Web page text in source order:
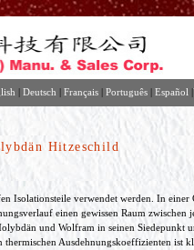
| Deutsch | Français | Português | Español |
Hitzeschild
Isolationsteile verwendet werden. In einer
einen gewissen Raum zwischen
und Wolfram in seinen Siedepunkt
Ausdehnungskoeffizienten ist